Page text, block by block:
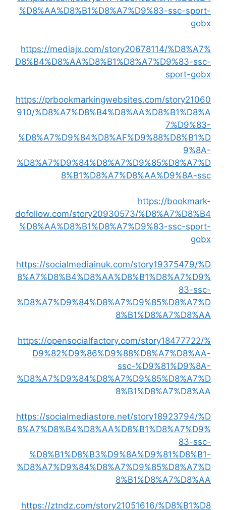
%D8%AA%D8%B1%D8%A7%D9%83-ssc-sport-
gobx
https://mediajx.com/story20678114/%D8%A7%
D8%B4%D8%AA%D8%B1%D8%A7%D9%83-ssc-
sport-gobx
https://prbookmarkingwebsites.com/story21060
910/%D8%A7%D8%B4%D8%AA%D8%B1%D8%A
7%D9%83-
%D8%A7%D9%84%D8%AF%D9%88%D8%B1%D
9%8A-
%D8%A7%D9%84%D8%A7%D9%85%D8%A7%D
8%B1%D8%A7%D8%AA%D9%8A-ssc
https://bookmark-
dofollow.com/story20930573/%D8%A7%D8%B4
%D8%AA%D8%B1%D8%A7%D9%83-ssc-sport-
gobx
https://socialmediainuk.com/story19375479/%D
8%A7%D8%B4%D8%AA%D8%B1%D8%A7%D9%
83-ssc-
%D8%A7%D9%84%D8%A7%D9%85%D8%A7%D
8%B1%D8%A7%D8%AA
https://opensocialfactory.com/story18477722/%
D9%82%D9%86%D9%88%D8%A7%D8%AA-
ssc-%D9%81%D9%8A-
%D8%A7%D9%84%D8%A7%D9%85%D8%A7%D
8%B1%D8%A7%D8%AA
https://socialmediastore.net/story18923794/%D
8%A7%D8%B4%D8%AA%D8%B1%D8%A7%D9%
83-ssc-
%D8%B1%D8%B3%D9%8A%D9%81%D8%B1-
%D8%A7%D9%84%D8%A7%D9%85%D8%A7%D
8%B1%D8%A7%D8%AA
https://ztndz.com/story21051616/%D8%B1%D8